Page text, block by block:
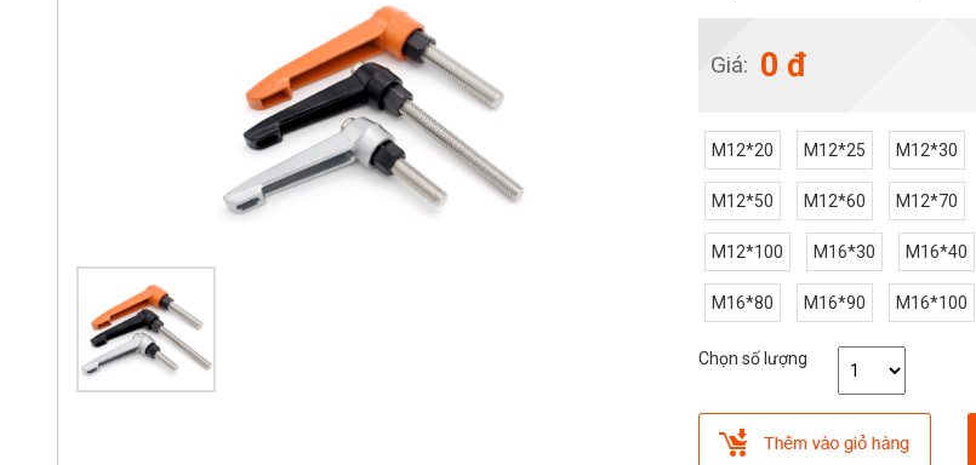
Giá: 0 đ
M12*20 M12*25 M12*30
M12*50 M12*60 M12*70
M12*100 M16*30 M16*40
M16*80 M16*90 M16*100
Chọn số lượng